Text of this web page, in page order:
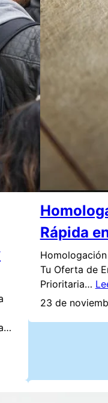
Rápida
Tu Oferta de
Prioritaria…
23 de